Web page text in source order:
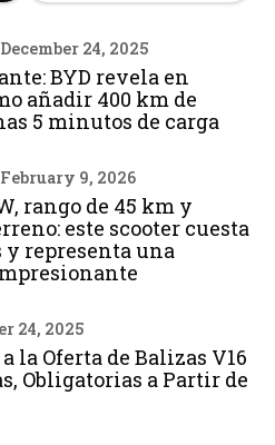
December 24, 2025
BYD revela en
añadir 400 km de
5 minutos de carga
February 9, 2026
rango de 45 km y
este scooter cuesta
y representa una
24, 2025
la Oferta de Balizas V16
Obligatorias a Partir de